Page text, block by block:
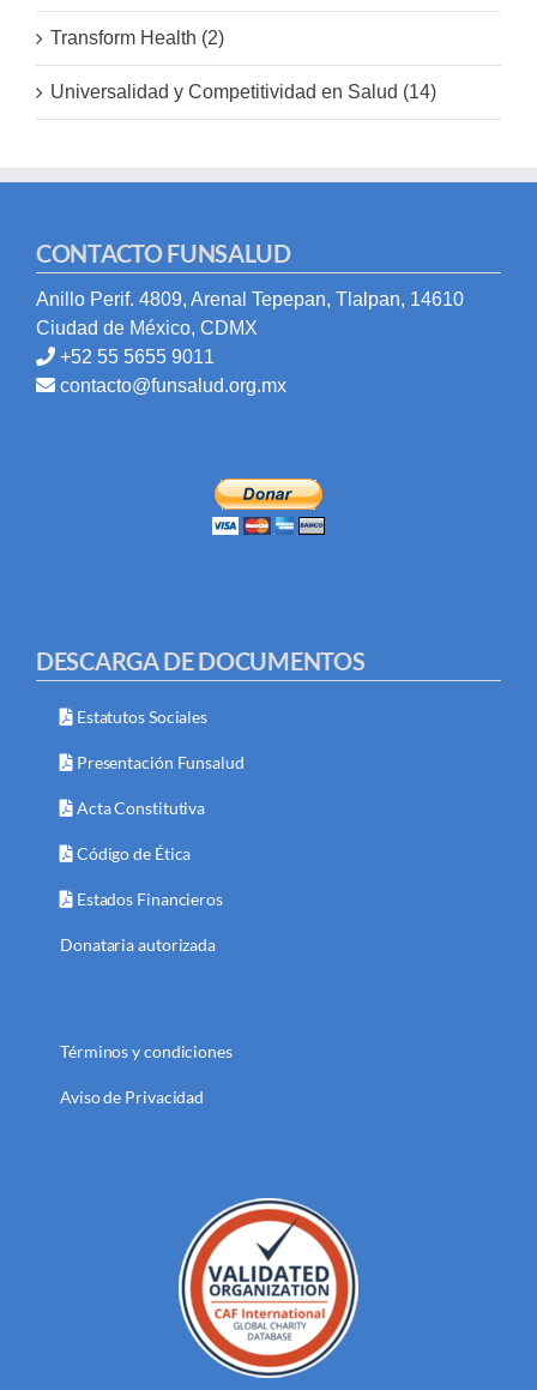
Transform Health (2)
Universalidad y Competitividad en Salud (14)
CONTACTO FUNSALUD
Anillo Perif. 4809, Arenal Tepepan, Tlalpan, 14610
Ciudad de México, CDMX
+52 55 5655 9011
contacto@funsalud.org.mx
DESCARGA DE DOCUMENTOS
Estatutos Sociales
Presentación Funsalud
Acta Constitutiva
Código de Ética
Estados Financieros
Donataria autorizada
Términos y condiciones
Aviso de Privacidad